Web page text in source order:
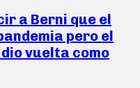
a Berni que el
pero el
vuelta como